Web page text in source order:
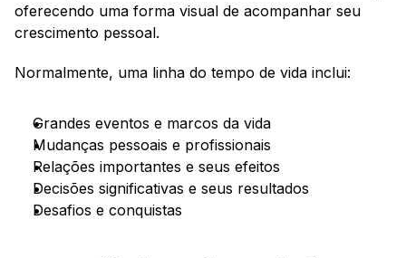
oferecendo uma forma visual de acompanhar seu
crescimento pessoal.
Normalmente, uma linha do tempo de vida inclui:
Grandes eventos e marcos da vida
Mudanças pessoais e profissionais
Relações importantes e seus efeitos
Decisões significativas e seus resultados
Desafios e conquistas